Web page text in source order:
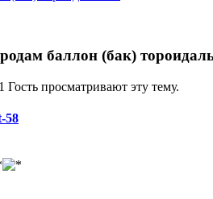
баллон (бак)
Гость просматривают эту тему.
58